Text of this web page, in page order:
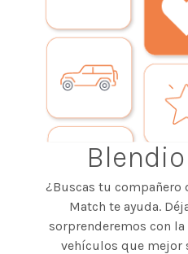
Blendio
¿Buscas tu compañero
Match te ayuda.
sorprenderemos con
vehículos que mejor